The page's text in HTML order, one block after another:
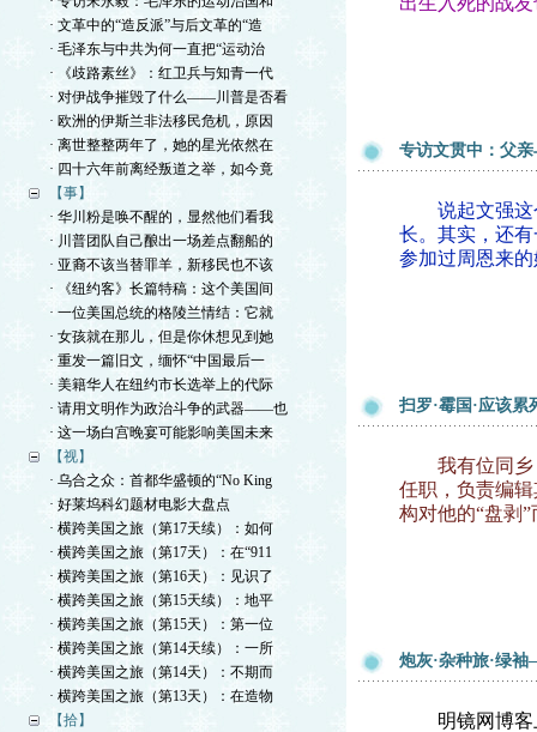
· 文革中的“造反派”与后文革的“造
· 毛泽东与中共为何一直把“运动治
· 《歧路素丝》：红卫兵与知青一代
· 对伊战争摧毁了什么——川普是否看
· 欧洲的伊斯兰非法移民危机，原因
· 离世整整两年了，她的星光依然在
· 四十六年前离经叛道之举，如今竟
【事】
· 华川粉是唤不醒的，显然他们看我
· 川普团队自己酿出一场差点翻船的
· 亚裔不该当替罪羊，新移民也不该
· 《纽约客》长篇特稿：这个美国间
· 一位美国总统的格陵兰情结：它就
· 女孩就在那儿，但是你休想见到她
· 重发一篇旧文，缅怀“中国最后一
· 美籍华人在纽约市长选举上的代际
· 请用文明作为政治斗争的武器——也
· 这一场白宫晚宴可能影响美国未来
【视】
· 乌合之众：首都华盛顿的“No King
· 好莱坞科幻题材电影大盘点
· 横跨美国之旅（第17天续）：如何
· 横跨美国之旅（第17天）：在“911
· 横跨美国之旅（第16天）：见识了
· 横跨美国之旅（第15天续）：地平
· 横跨美国之旅（第15天）：第一位
· 横跨美国之旅（第14天续）：一所
· 横跨美国之旅（第14天）：不期而
· 横跨美国之旅（第13天）：在造物
【拾】
专访文贯中：父
说起文强这个
长。其实，还
参加过周恩来
扫罗·霉国·应该
我有位同乡，
任职，负责编
构对他的“盘剥
炮灰·杂种旅·绿
明镜网博客上